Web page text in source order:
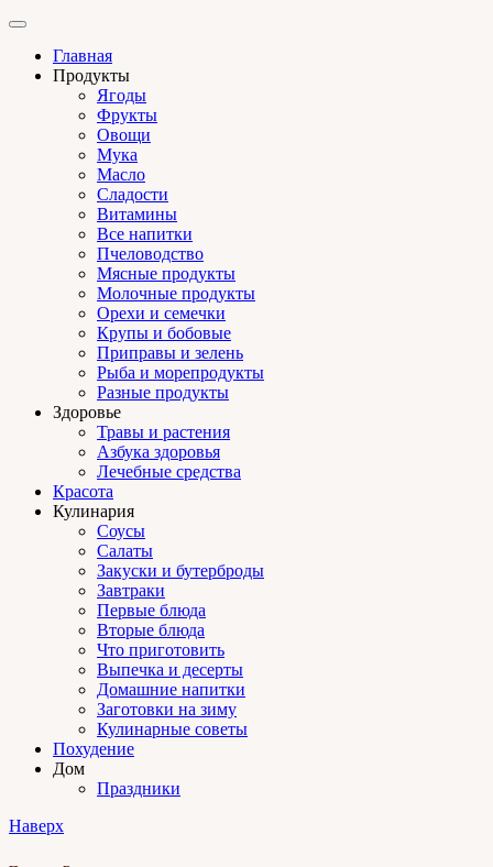
Главная
Продукты
Ягоды
Фрукты
Овощи
Мука
Масло
Сладости
Витамины
Все напитки
Пчеловодство
Мясные продукты
Молочные продукты
Орехи и семечки
Крупы и бобовые
Приправы и зелень
Рыба и морепродукты
Разные продукты
Здоровье
Травы и растения
Азбука здоровья
Лечебные средства
Красота
Кулинария
Соусы
Салаты
Закуски и бутерброды
Завтраки
Первые блюда
Вторые блюда
Что приготовить
Выпечка и десерты
Домашние напитки
Заготовки на зиму
Кулинарные советы
Похудение
Дом
Праздники
Наверх